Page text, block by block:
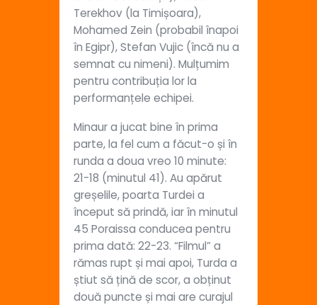
Terekhov (la Timișoara),
Mohamed Zein (probabil înapoi
în Egipr), Stefan Vujic (încă nu a
semnat cu nimeni). Mulțumim
pentru contribuția lor la
performanțele echipei.
Minaur a jucat bine în prima
parte, la fel cum a făcut-o și în
runda a doua vreo 10 minute:
21-18 (minutul 41). Au apărut
greșelile, poarta Turdei a
început să prindă, iar în minutul
45 Poraissa conducea pentru
prima dată: 22-23. “Filmul” a
rămas rupt și mai apoi, Turda a
știut să țină de scor, a obținut
două puncte și mai are curajul